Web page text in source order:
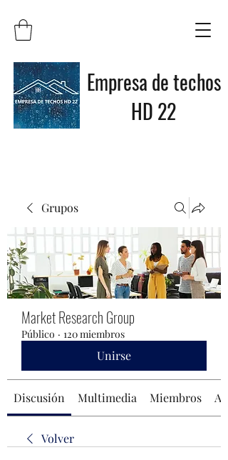
Empresa de techos
HD 22
Grupos
Market Research Group
Público · 120 miembros
Unirse
Discusión Multimedia Miembros
Volver